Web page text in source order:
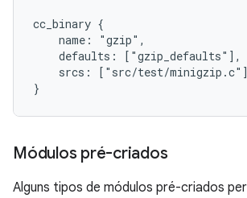
cc_binary {
    name: "gzip",
    defaults: ["gzip_defaults"],
srcs: ["src/test/
Módulos pré-criados
Alguns tipos de módulos pré-criados